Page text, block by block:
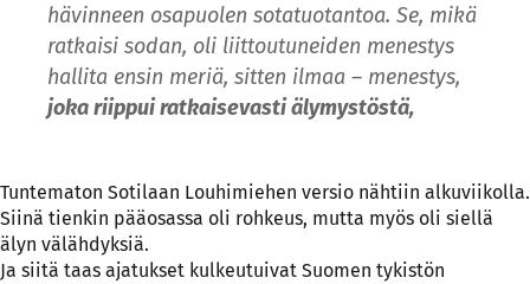
hävinneen osapuolen sotatuotantoa. Se, mikä
ratkaisi sodan, oli liittoutuneiden menestys
hallita ensin meriä, sitten ilmaa – menestys,
joka riippui ratkaisevasti älymystöstä,
Tuntematon Sotilaan Louhimiehen versio nähtiin alkuviikolla.
Siinä tienkin pääosassa oli rohkeus, mutta myös oli siellä
älyn välähdyksiä.
Ja siitä taas ajatukset kulkeutuivat Suomen tykistön